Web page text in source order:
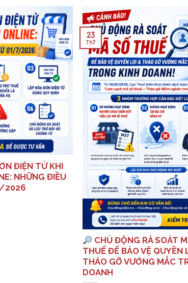
ĐIỆN TỬ KHI
NHỮNG ĐIỀU
2026
CHỦ ĐỘNG RÀ SOÁT
THUẾ ĐỂ BẢO VỆ QUYỀN
THÁO GỠ VƯỚNG MẮC
DOANH
23
Th7